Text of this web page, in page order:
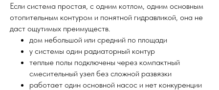
Если система простая, с одним котлом, одним основным
отопительным контуром и понятной гидравликой, она не
даст ощутимых преимуществ.
дом небольшой или средний по площади
у системы один радиаторный контур
теплые полы подключены через компактный
смесительный узел без сложной развязки
работает один основной насос и нет конкуренции